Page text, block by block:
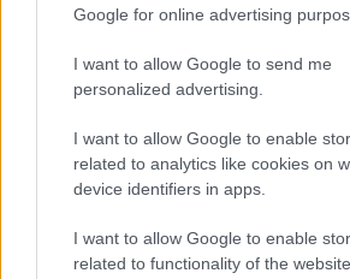
Google for online advertising
I want to allow Google to send me
personalized advertising.
I want to allow Google to enable
related to analytics like cookies on
device identifiers in apps.
I want to allow Google to enable
related to functionality of the
Meteo Olbia 7 agosto, sole
protagonisti
Test tunnel Olbia: rampe
fine agosto